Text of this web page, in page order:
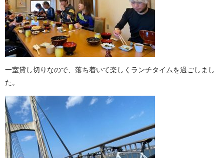
一室貸し切りなので、落ち着いて楽しくランチタイムを過ごしまし
た。